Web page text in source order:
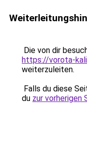
Die von dir
https://vorota-
weiterzuleiten.
Falls du diese
du zur vorherigen